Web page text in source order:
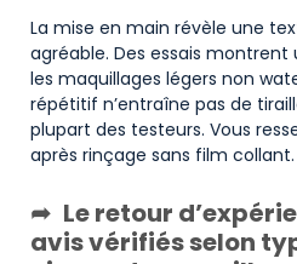
La mise en main révèle une
agréable. Des essais
les maquillages légers non
répétitif n’entraîne pas de
plupart des testeurs. Vous
après rinçage sans film collant.
Le retour
avis vérifiés selon